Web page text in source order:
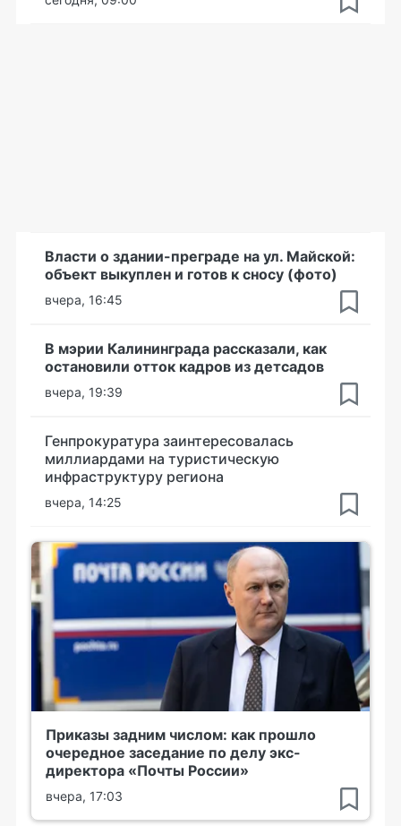
Власти о здании-преграде на ул. Майской:
объект выкуплен и готов к сносу (фото)
вчера, 16:45
В мэрии Калининграда рассказали, как
остановили отток кадров из детсадов
вчера, 19:39
Генпрокуратура заинтересовалась
миллиардами на туристическую
инфраструктуру региона
вчера, 14:25
Приказы задним числом: как прошло
очередное заседание по делу экс-
директора «Почты России»
вчера, 17:03